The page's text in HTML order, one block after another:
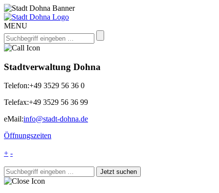
MENU
Stadtverwaltung Dohna
Telefon:+49 3529 56 36 0
Telefax:+49 3529 56 36 99
eMail:info@stadt-dohna.de
Öffnungszeiten
+ -